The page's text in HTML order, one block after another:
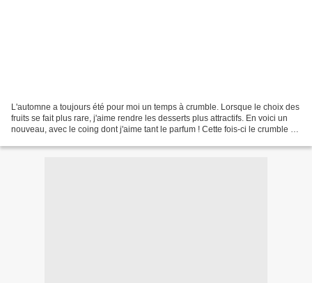
L'automne a toujours été pour moi un temps à crumble. Lorsque le choix des
fruits se fait plus rare, j'aime rendre les desserts plus attractifs. En voici un
nouveau, avec le coing dont j'aime tant le parfum ! Cette fois-ci le crumble a